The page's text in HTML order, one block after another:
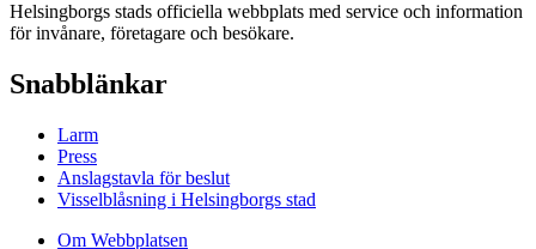
Helsingborgs stads officiella webbplats med service och information
för invånare, företagare och besökare.
Snabblänkar
Larm
Press
Anslagstavla för beslut
Visselblåsning i Helsingborgs stad
Om Webbplatsen